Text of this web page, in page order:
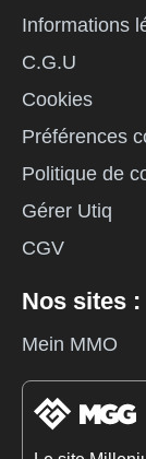
Informations
C.G.U
Cookies
Préférences
Politique de
Gérer Utiq
CGV
Nos sites :
Mein MMO